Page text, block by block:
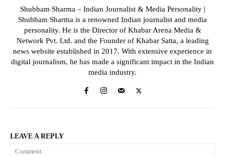
Shubham Sharma – Indian Journalist & Media Personality |
Shubham Sharma is a renowned Indian journalist and media
personality. He is the Director of Khabar Arena Media &
Network Pvt. Ltd. and the Founder of Khabar Satta, a leading
news website established in 2017. With extensive experience in
digital journalism, he has made a significant impact in the Indian
media industry.
LEAVE A REPLY